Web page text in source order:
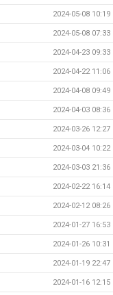
2024-05-08 10:19
2024-05-08 07:33
2024-04-23 09:33
2024-04-22 11:06
2024-04-08 09:49
2024-04-03 08:36
2024-03-26 12:27
2024-03-04 10:22
2024-03-03 21:36
2024-02-22 16:14
2024-02-12 08:26
2024-01-27 16:53
2024-01-26 10:31
2024-01-19 22:47
2024-01-16 12:15